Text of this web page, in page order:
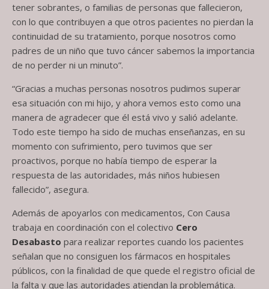
tener sobrantes, o familias de personas que fallecieron,
con lo que contribuyen a que otros pacientes no pierdan la
continuidad de su tratamiento, porque nosotros como
padres de un niño que tuvo cáncer sabemos la importancia
de no perder ni un minuto”.
“Gracias a muchas personas nosotros pudimos superar
esa situación con mi hijo, y ahora vemos esto como una
manera de agradecer que él está vivo y salió adelante.
Todo este tiempo ha sido de muchas enseñanzas, en su
momento con sufrimiento, pero tuvimos que ser
proactivos, porque no había tiempo de esperar la
respuesta de las autoridades, más niños hubiesen
fallecido”, asegura.
Además de apoyarlos con medicamentos, Con Causa
trabaja en coordinación con el colectivo Cero
Desabasto para realizar reportes cuando los pacientes
señalan que no consiguen los fármacos en hospitales
públicos, con la finalidad de que quede el registro oficial de
la falta y que las autoridades atiendan la problemática.